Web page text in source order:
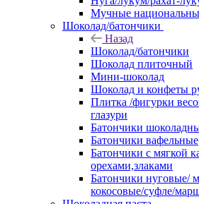
Мучные
Шоколад/батончики
Назад
Шоколад/батончики
Шоколад плиточный
Мини-шоколад
Шоколад и конфеты
Плитка /фигурки
глазури
Батончики
Батончики вафельные
Батончики с мягкой
орехами,злаками
Батончики нуговые/
кокосовые/суфле/